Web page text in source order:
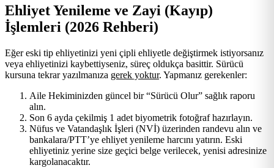
Ehliyet Yenileme ve Zayi (Kayıp)
İşlemleri (2026 Rehberi)
Eğer eski tip ehliyetinizi yeni çipli ehliyetle değiştirmek istiyorsanız
veya ehliyetinizi kaybettiyseniz, süreç oldukça basittir. Sürücü
kursuna tekrar yazılmanıza gerek yoktur. Yapmanız gerekenler:
Aile Hekiminizden güncel bir “Sürücü Olur” sağlık raporu
alın.
Son 6 ayda çekilmiş 1 adet biyometrik fotoğraf hazırlayın.
Nüfus ve Vatandaşlık İşleri (NVİ) üzerinden randevu alın ve
bankalara/PTT’ye ehliyet yenileme harcını yatırın. Eski
ehliyetiniz yerine size geçici belge verilecek, yenisi adresinize
kargolanacaktır.